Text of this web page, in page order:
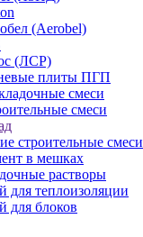
(Aerobel)
(ЛСР)
плиты ПГП
смеси
смеси
строительные смеси
в мешках
растворы
для теплоизоляции
для блоков